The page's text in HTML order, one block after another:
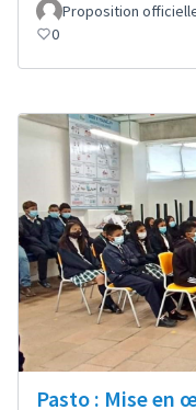
Proposition
0
Pasto : Mise en